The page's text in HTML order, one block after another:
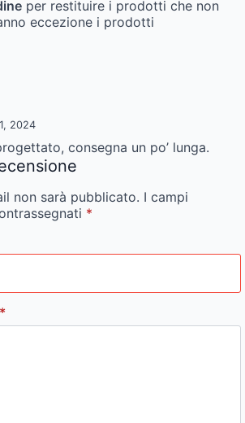
per restituire i prodotti che non
eccezione i prodotti
2024
consegna un po’ lunga.
non sarà pubblicato. I campi
*
*